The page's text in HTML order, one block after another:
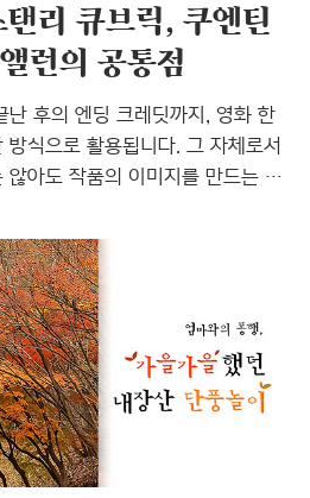
리 큐브릭, 쿠엔틴
런의 공통점
난 후의 엔딩 크레딧까지, 영화 한
방식으로 활용됩니다. 그 자체로서
않아도 작품의 이미지를 만드는 데
줘야 하기 때문에 그 안에 쓰이는
분위기를 고려해 디자인됩니다. 단
지요. 기존의 서체 중 어울리는
지에 맞게 서체를 변형하거나,
하는 등의 다양한 시도를 통해
집니다. 포스터가 영화 한 편의
는 관객을 향한 영화의 첫 말
타이틀 시퀀스는 2~3분가량의